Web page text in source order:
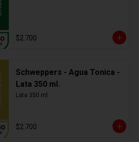
$2.700
Schweppers - Agua Tonica -
Lata 350 ml.
Lata 350 ml.
$2.700